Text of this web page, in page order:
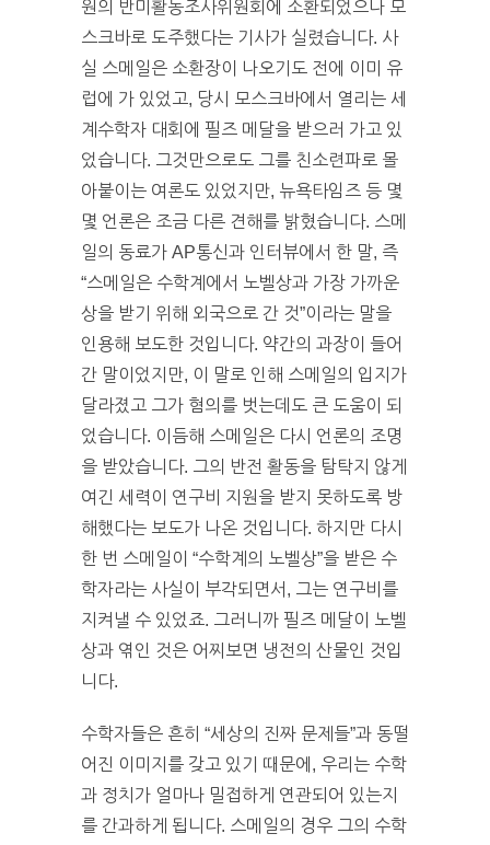
원의 반미활동조사위원회에 소환되었으나 모
스크바로 도주했다는 기사가 실렸습니다. 사
실 스메일은 소환장이 나오기도 전에 이미 유
럽에 가 있었고, 당시 모스크바에서 열리는 세
계수학자 대회에 필즈 메달을 받으러 가고 있
었습니다. 그것만으로도 그를 친소련파로 몰
아붙이는 여론도 있었지만, 뉴욕타임즈 등 몇
몇 언론은 조금 다른 견해를 밝혔습니다. 스메
일의 동료가 AP통신과 인터뷰에서 한 말, 즉
“스메일은 수학계에서 노벨상과 가장 가까운
상을 받기 위해 외국으로 간 것”이라는 말을
인용해 보도한 것입니다. 약간의 과장이 들어
간 말이었지만, 이 말로 인해 스메일의 입지가
달라졌고 그가 혐의를 벗는데도 큰 도움이 되
었습니다. 이듬해 스메일은 다시 언론의 조명
을 받았습니다. 그의 반전 활동을 탐탁지 않게
여긴 세력이 연구비 지원을 받지 못하도록 방
해했다는 보도가 나온 것입니다. 하지만 다시
한 번 스메일이 “수학계의 노벨상”을 받은 수
학자라는 사실이 부각되면서, 그는 연구비를
지켜낼 수 있었죠. 그러니까 필즈 메달이 노벨
상과 엮인 것은 어찌보면 냉전의 산물인 것입
니다.
수학자들은 흔히 “세상의 진짜 문제들”과 동떨
어진 이미지를 갖고 있기 때문에, 우리는 수학
과 정치가 얼마나 밀접하게 연관되어 있는지
를 간과하게 됩니다. 스메일의 경우 그의 수학